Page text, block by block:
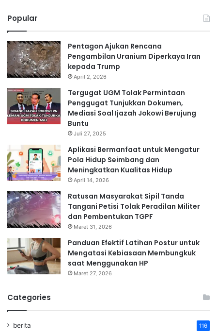
Popular
Pentagon Ajukan Rencana
Pengambilan Uranium Diperkaya Iran
kepada Trump
April 2, 2026
Tergugat UGM Tolak Permintaan
Penggugat Tunjukkan Dokumen,
Mediasi Soal Ijazah Jokowi Berujung
Buntu
Juli 27, 2025
Aplikasi Bermanfaat untuk Mengatur
Pola Hidup Seimbang dan
Meningkatkan Kualitas Hidup
April 14, 2026
Ratusan Masyarakat Sipil Tanda
Tangani Petisi Tolak Peradilan Militer
dan Pembentukan TGPF
Maret 31, 2026
Panduan Efektif Latihan Postur untuk
Mengatasi Kebiasaan Membungkuk
saat Menggunakan HP
Maret 27, 2026
Categories
berita 116